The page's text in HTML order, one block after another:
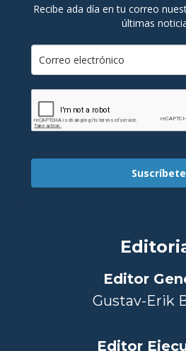
Recibe ada día en tu correo
últimas
Suscríbete
Editor
Gustav-Erik
Editor